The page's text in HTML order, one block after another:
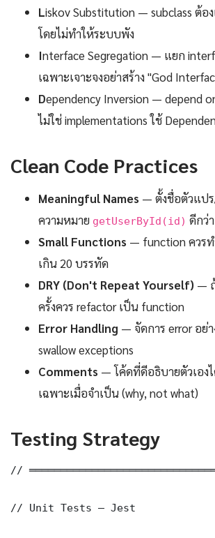
Liskov Substitution — subclass ต้อ
โดยไม่ทำให้ระบบพัง
Interface Segregation — แยก
เฉพาะเจาะจงอย่าสร้าง "God
Dependency Inversion — depend
ไม่ใช่ implementations ใช้
Clean Code Practices
Meaningful Names — ตั้งชื่อตัวแป
ความหมาย getUserById(id) ดีกว่า
Small Functions — function ควรท
เกิน 20 บรรทัด
DRY (Don't Repeat Yourself) —
ครั้งควร refactor เป็น function
Error Handling — จัดการ error อย่
swallow exceptions
Comments — โค้ดที่ดีอธิบายตัวเอง
เฉพาะเมื่อจำเป็น (why, not what)
Testing Strategy
//
// Unit Tests — Jest